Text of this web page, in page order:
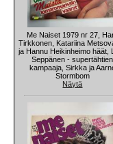
Me Naiset 1979 nr 27,
Tirkkonen, Katariina
ja Hannu Heikinheimo häät,
Seppänen - supertähtien
kampaaja, Sirkka ja
Stormbom
Näytä